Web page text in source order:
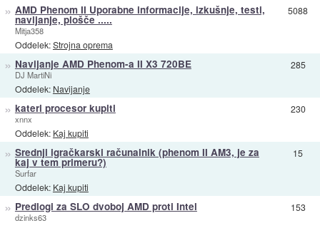
» AMD Phenom II Uporabne informacije, izkušnje, testi,
navijanje, plošče .....
Mitja358
Oddelek:Strojna oprema
5088
» Navijanje AMD Phenom-a II X3 720BE
DJ MartiNi
Oddelek: Navijanje
285
» kateri procesor kupiti
xnnx
Oddelek: Kaj kupiti
230
» Srednji igračkarski računalnik (phenom II AM3, je za
kaj v tem primeru?)
Surfar
Oddelek: Kaj kupiti
15
» Predlogi za SLO dvoboj AMD proti Intel
dzinks63
153